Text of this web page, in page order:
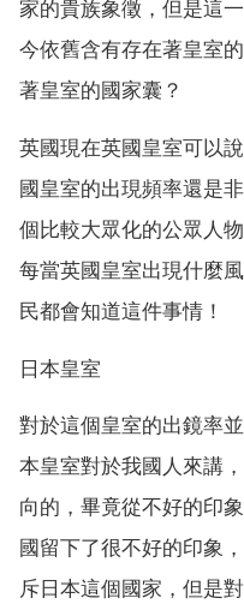
家的貴族象徵，但是這
今依舊含有存在著皇室
著皇室的國家囊？
英國現在英國皇室可以
國皇室的出現頻率還是
個比較大眾化的公眾人
每當英國皇室出現什麼
民都會知道這件事情！
日本皇室
對於這個皇室的出鏡率
本皇室對於我國人來講
向的，畢竟從不好的印
國留下了很不好的印象
斥日本這個國家，但是